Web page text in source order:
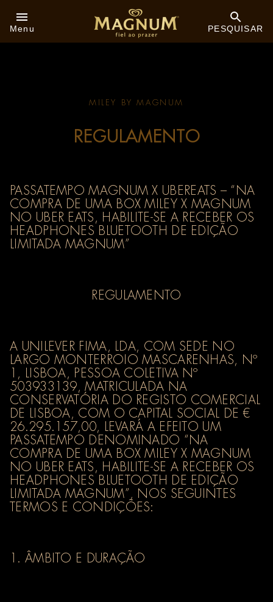
Skip to:
Menu PESQUISAR
MILEY BY MAGNUM
REGULAMENTO
PASSATEMPO MAGNUM X UBEREATS – “NA
COMPRA DE UMA BOX MILEY X MAGNUM
NO UBER EATS, HABILITE-SE A RECEBER OS
HEADPHONES BLUETOOTH DE EDIÇÃO
LIMITADA MAGNUM”
REGULAMENTO
A UNILEVER FIMA, LDA, COM SEDE NO
LARGO MONTERROIO MASCARENHAS, Nº
1, LISBOA, PESSOA COLETIVA Nº
503933139, MATRICULADA NA
CONSERVATÓRIA DO REGISTO COMERCIAL
DE LISBOA, COM O CAPITAL SOCIAL DE €
26.295.157,00, LEVARÁ A EFEITO UM
PASSATEMPO DENOMINADO “NA
COMPRA DE UMA BOX MILEY X MAGNUM
NO UBER EATS, HABILITE-SE A RECEBER OS
HEADPHONES BLUETOOTH DE EDIÇÃO
LIMITADA MAGNUM”, NOS SEGUINTES
TERMOS E CONDIÇÕES:
1. ÂMBITO E DURAÇÃO